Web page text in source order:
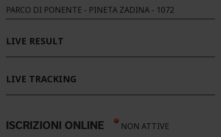
PARCO DI PONENTE - PINETA ZADINA - 1072
LIVE RESULT
LIVE TRACKING
ISCRIZIONI ONLINE NON ATTIVE